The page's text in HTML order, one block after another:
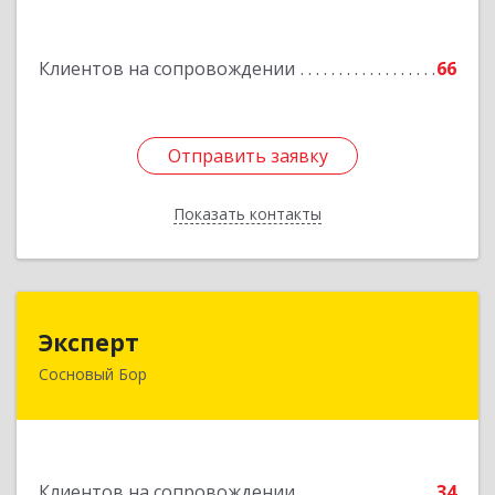
Клиентов на сопровождении 66
Отправить заявку
Показать контакты
Отправить заявку
Назад
Эксперт
Сосновый Бор
188544, Ленинградская обл, Сосновый Бор г, 50